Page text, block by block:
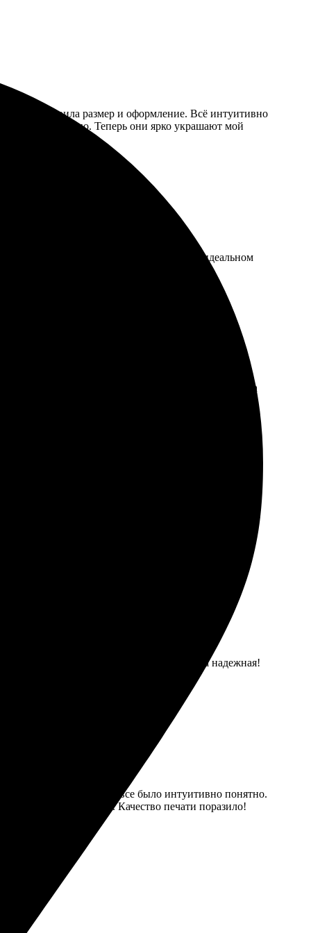
настроила размер и оформление. Всё интуитивно
защищено. Теперь они ярко украшают мой
Доставка быстрая, все пришло в идеальном
труда. Сначала загрузила любимые фото на
упаковка отличная. Результат превзошел
на творческих результатах. Рекомендую
объяснили. Выбор изображения легкий. Работают
Качество на высоте, а упаковка надежная!
оформления заказа, все было интуитивно понятно.
так, как на экране. Качество печати поразило!